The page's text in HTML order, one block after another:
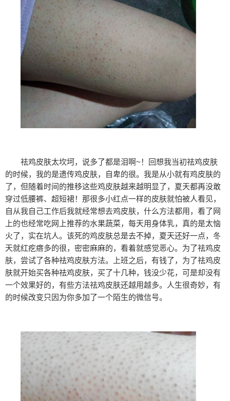
祛鸡皮肤太坎坷，说多了都是泪啊~！回想我当初祛鸡皮肤
的时候，我的是遗传鸡皮肤，自卑的很。我是从小就有鸡皮肤的
了，但随着时间的推移这些鸡皮肤越来越明显了，夏天都再没敢
穿过低腰裤、超短裙！那很多小红点一样的皮肤就怕被人看见，
自从我自己工作后我就经常想去鸡皮肤，什么方法都用，看了网
上的也经常吃网上推荐的水果蔬菜，每天用身体乳，真的是太恼
火了，实在坑人。该死的鸡皮肤总是去不掉，夏天还好一点，冬
天就红疙瘩多的很，密密麻麻的，看着就感觉恶心。为了祛鸡皮
肤，尝试了各种祛鸡皮肤方法。上班之后，有钱了，为了祛鸡皮
肤就开始买各种祛鸡皮肤，买了十几种，钱没少花，可是却没有
一个效果好的，有些方法祛鸡皮肤还越用越多。人生很奇妙，有
的时候改变只因为你多加了一个陌生的微信号。